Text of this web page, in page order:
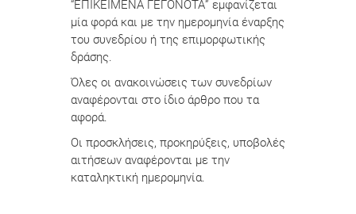
“ΕΠΙΚΕΙΜΕΝΑ ΓΕΓΟΝΟΤΑ” εμφανίζεται
μία φορά και με την ημερομηνία έναρξης
του συνεδρίου ή της επιμορφωτικής
δράσης.
Όλες οι ανακοινώσεις των συνεδρίων
αναφέρονται στο ίδιο άρθρο που τα
αφορά.
Οι προσκλήσεις, προκηρύξεις, υποβολές
αιτήσεων αναφέρονται με την
καταληκτική ημερομηνία.